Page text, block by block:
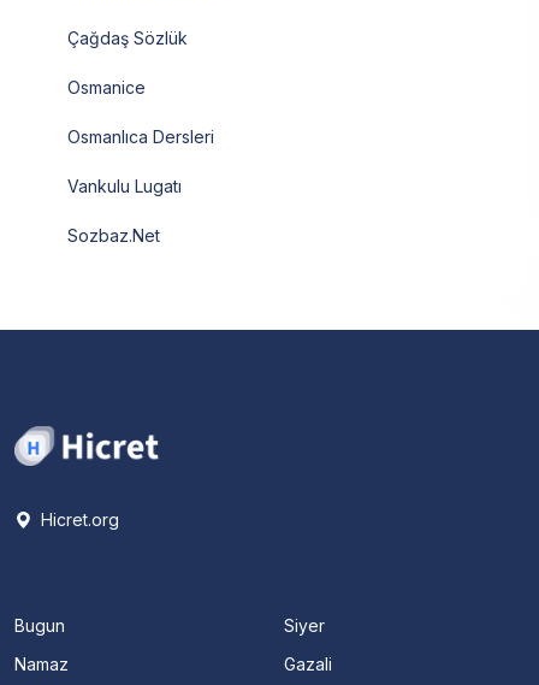
Çağdaş Sözlük
Osmanice
Osmanlıca Dersleri
Vankulu Lugatı
Sozbaz.Net
Hicret.org
Bugun
Namaz
Siyer
Gazali